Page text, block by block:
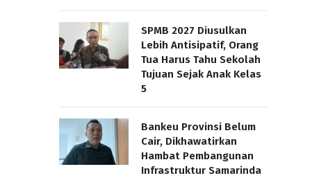
SPMB 2027 Diusulkan
Lebih Antisipatif, Orang
Tua Harus Tahu Sekolah
Tujuan Sejak Anak Kelas
5
Bankeu Provinsi Belum
Cair, Dikhawatirkan
Hambat Pembangunan
Infrastruktur Samarinda